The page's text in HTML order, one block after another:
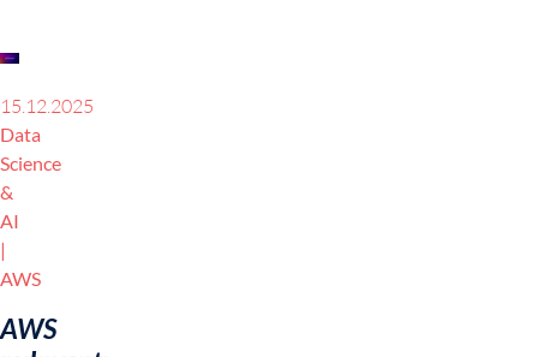
15.12.2025
Data
Science
&
AI
AWS
AWS